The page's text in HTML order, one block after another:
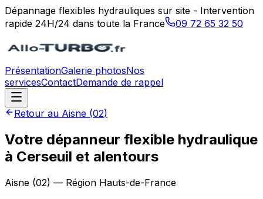
Dépannage flexibles hydrauliques sur site - Intervention
rapide 24H/24 dans toute la France
09 72 65 32 50
PrésentationGalerie photosNos
servicesContactDemande de rappel
Retour au Aisne (02)
Votre dépanneur flexible hydraulique
à Cerseuil et alentours
Aisne (02) — Région Hauts-de-France